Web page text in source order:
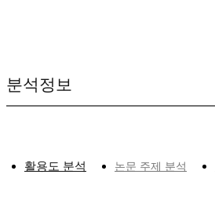
분석정보
활용도 분석 논문 주제 분석